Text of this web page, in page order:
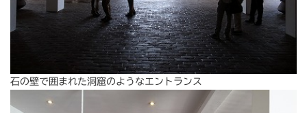
石の壁で囲まれた洞窟のようなエントランス